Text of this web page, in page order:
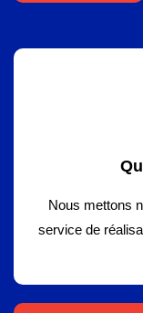
Nous mettons
service de